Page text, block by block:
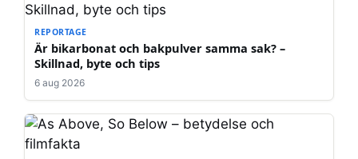
REPORTAGE
Är bikarbonat och bakpulver samma sak? –
Skillnad, byte och tips
6 aug 2026